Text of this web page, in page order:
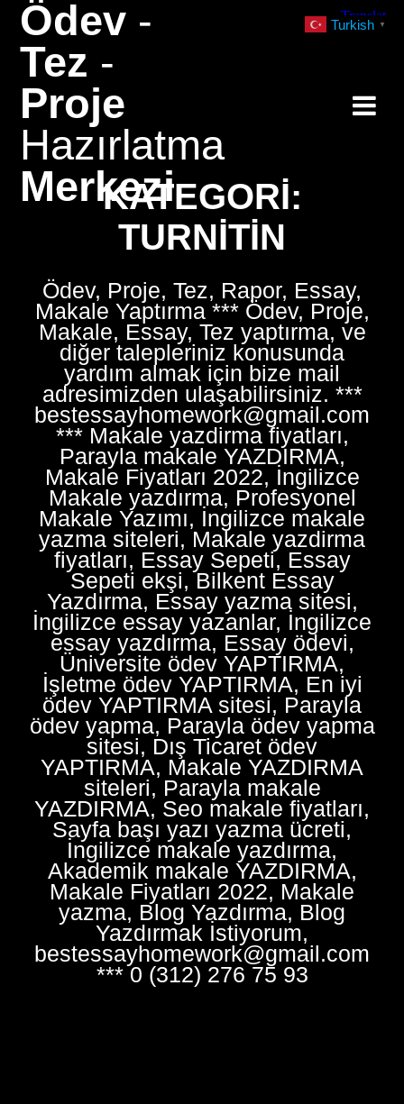
Ödev -
Tez -
Proje
Hazırlatma
MerkeziKATEGORI:
TURNITIN
Ödev, Proje, Tez, Rapor, Essay,
Makale Yaptırma *** Ödev, Proje,
Makale, Essay, Tez yaptırma, ve
diğer talepleriniz konusunda
yardım almak için bize mail
adresimizden ulaşabilirsiniz. ***
bestessayhomework@gmail.com
*** Makale yazdirma fiyatları,
Parayla makale YAZDIRMA,
Makale Fiyatları 2022, İngilizce
Makale yazdırma, Profesyonel
Makale Yazımı, İngilizce makale
yazma siteleri, Makale yazdirma
fiyatları, Essay Sepeti, Essay
Sepeti ekşi, Bilkent Essay
Yazdırma, Essay yazma sitesi,
İngilizce essay yazanlar, İngilizce
essay yazdırma, Essay ödevi,
Üniversite ödev YAPTIRMA,
İşletme ödev YAPTIRMA, En iyi
ödev YAPTIRMA sitesi, Parayla
ödev yapma, Parayla ödev yapma
sitesi, Dış Ticaret ödev
YAPTIRMA, Makale YAZDIRMA
siteleri, Parayla makale
YAZDIRMA, Seo makale fiyatları,
Sayfa başı yazı yazma ücreti,
İngilizce makale yazdırma,
Akademik makale YAZDIRMA,
Makale Fiyatları 2022, Makale
yazma, Blog Yazdırma, Blog
Yazdırmak İstiyorum,
bestessayhomework@gmail.com
*** 0 (312) 276 75 93
Turkish ▼